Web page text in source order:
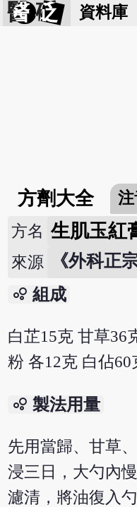
醫 砭 資料庫
方劑大全
方名 生肌玉紅
來源 《外科正
bubble_chart 組成
白芷15克 甘草36
粉 各12克 白佔
bubble_chart 製法用量
先用當歸、甘草
浸三日，大勺內
濾清，將油復入